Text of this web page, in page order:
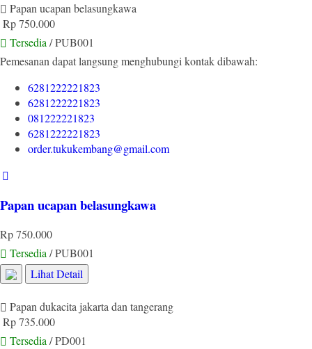
Papan ucapan belasungkawa
Rp 750.000
Tersedia / PUB001
Pemesanan dapat langsung menghubungi kontak dibawah:
6281222221823
6281222221823
081222221823
6281222221823
order.tukukembang@gmail.com
Papan ucapan belasungkawa
Rp 750.000
Tersedia/ PUB001
Lihat Detail
Papan dukacita jakarta dan tangerang
Rp 735.000
Tersedia/ PD001